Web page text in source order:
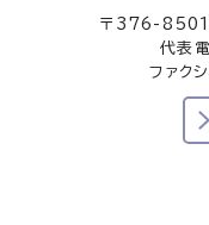
〒376-8501
代表
ファク